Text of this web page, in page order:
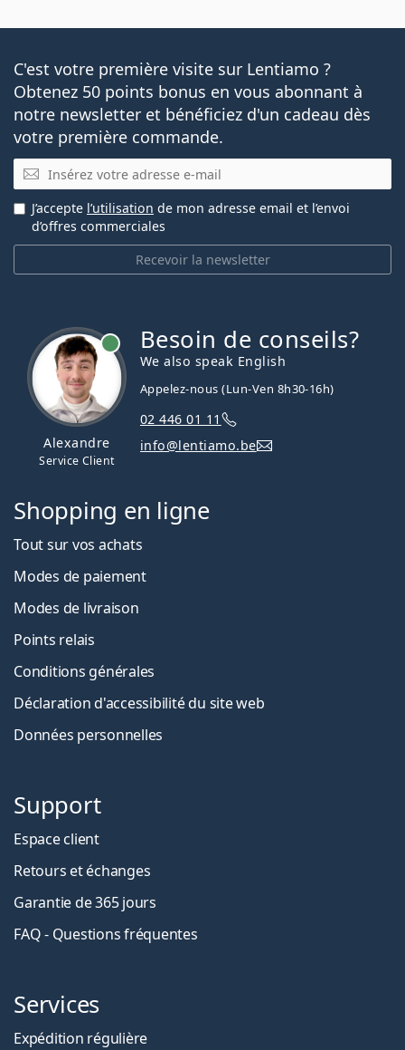
C'est votre première visite sur Lentiamo ?
Obtenez 50 points bonus en vous abonnant à
notre newsletter et bénéficiez d'un cadeau dès
votre première commande.
E-mail
Recevoir la newsletter
J’accepte l’utilisation de mon adresse email et l’envoi
d’offres commerciales
Alexandre
Service Client
Besoin de conseils?
We also speak English
Appelez-nous (Lun-Ven 8h30-16h)
02 446 01 11
info@lentiamo.be
Shopping en ligne
Tout sur vos achats
Modes de paiement
Modes de livraison
Points relais
Conditions générales
Déclaration d'accessibilité du site web
Données personnelles
Support
Espace client
Retours et échanges
Garantie de 365 jours
FAQ - Questions fréquentes
Services
Expédition régulière